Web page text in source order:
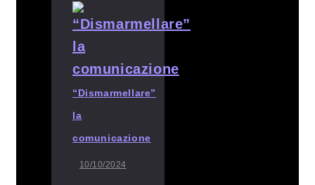
“Dismarmellare”
la
comunicazione
10/10/2024